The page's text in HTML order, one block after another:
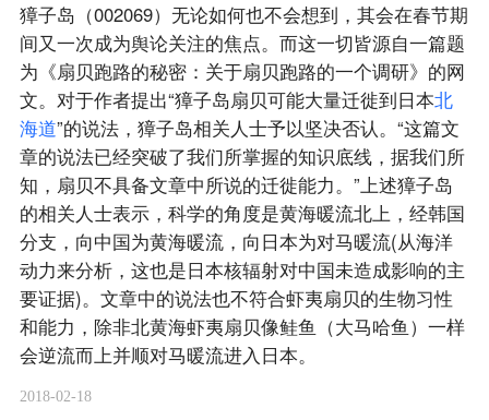
獐子岛（002069）无论如何也不会想到，其会在春节期
间又一次成为舆论关注的焦点。而这一切皆源自一篇题
为《扇贝跑路的秘密：关于扇贝跑路的一个调研》的网
文。对于作者提出“獐子岛扇贝可能大量迁徙到日本北
海道”的说法，獐子岛相关人士予以坚决否认。“这篇文
章的说法已经突破了我们所掌握的知识底线，据我们所
知，扇贝不具备文章中所说的迁徙能力。”上述獐子岛
的相关人士表示，科学的角度是黄海暖流北上，经韩国
分支，向中国为黄海暖流，向日本为对马暖流(从海洋
动力来分析，这也是日本核辐射对中国未造成影响的主
要证据)。文章中的说法也不符合虾夷扇贝的生物习性
和能力，除非北黄海虾夷扇贝像鲑鱼（大马哈鱼）一样
会逆流而上并顺对马暖流进入日本。
2018-02-18